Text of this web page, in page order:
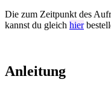
Die zum Zeitpunkt des
kannst du gleich hier
Anleitung